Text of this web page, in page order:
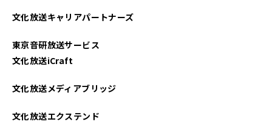
文化放送キャリアパートナーズ
東京音研放送サービス
文化放送iCraft
文化放送メディアブリッジ
文化放送エクステンド